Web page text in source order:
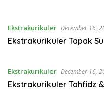
Ekstrakurikuler December 16,
Ekstrakurikuler Tapak
Ekstrakurikuler December 16,
Ekstrakurikuler Tahfidz